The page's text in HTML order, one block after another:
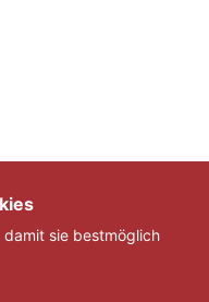
damit sie bestmöglich